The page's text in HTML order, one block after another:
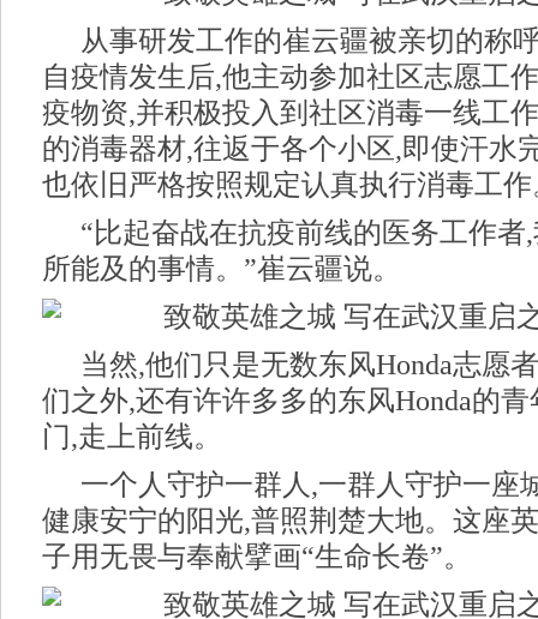
从事研发工作的崔云疆被亲切的称
自疫情发生后,他主动参加社区志愿工
疫物资,并积极投入到社区消毒一线工
的消毒器材,往返于各个小区,即使汗水
也依旧严格按照规定认真执行消毒工作
“比起奋战在抗疫前线的医务工作者
所能及的事情。”崔云疆说。
当然,他们只是无数东风Honda志愿
们之外,还有许许多多的东风Honda的
门,走上前线。
一个人守护一群人,一群人守护一座
健康安宁的阳光,普照荆楚大地。这座
子用无畏与奉献擘画“生命长卷”。